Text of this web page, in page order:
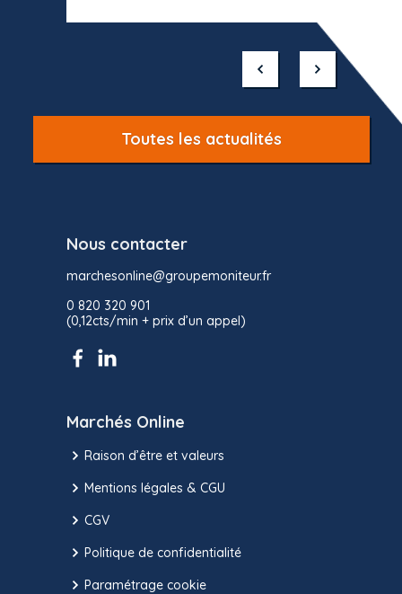
Toutes les actualités
Nous contacter
marchesonline@groupemoniteur.fr
0 820 320 901
(0,12cts/min + prix d’un appel)
Marchés Online
Raison d’être et valeurs
Mentions légales & CGU
CGV
Politique de confidentialité
Paramétrage cookie